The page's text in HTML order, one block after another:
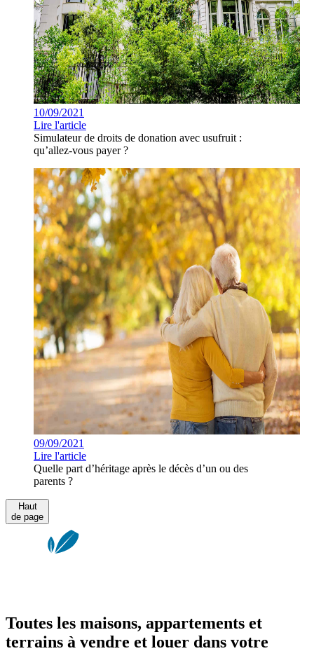
10/09/2021
Lire l'article
Simulateur de droits de donation avec usufruit :
qu’allez-vous payer ?
09/09/2021
Lire l'article
Quelle part d’héritage après le décès d’un ou des
parents ?
Haut
de page
Toutes les maisons, appartements et
terrains à vendre et louer dans votre